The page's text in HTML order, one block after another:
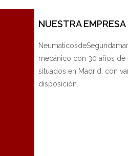
NUESTRA EMPRESA
mecánico con 30 años de
situados en Madrid, con
disposición.